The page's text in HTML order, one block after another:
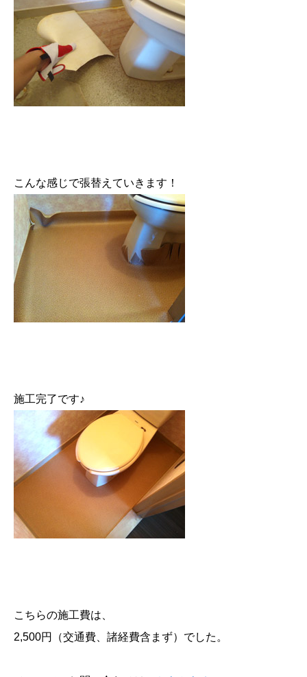
こんな感じで張替えていきます！
施工完了です♪
こちらの施工費は、
2,500円（交通費、諸経費含まず）でした。